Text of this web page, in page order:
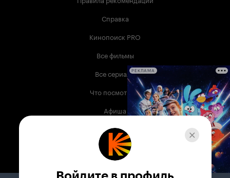
Справка
Кинопоиск PRO
Все фильмы
Все сериалы
Что посмотреть
Афиша
Музыка
Телепрограмма
РЕКЛАМА